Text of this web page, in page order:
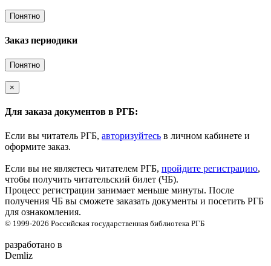
Понятно
Заказ периодики
Понятно
×
Для заказа документов в РГБ:
Если вы читатель РГБ, авторизуйтесь в личном кабинете и
оформите заказ.
Если вы не являетесь читателем РГБ, пройдите регистрацию,
чтобы получить читательский билет (ЧБ).
Процесс регистрации занимает меньше минуты. После
получения ЧБ вы сможете заказать документы и посетить РГБ
для ознакомления.
© 1999-2026 Российская государственная библиотека РГБ
разработано в
Demliz